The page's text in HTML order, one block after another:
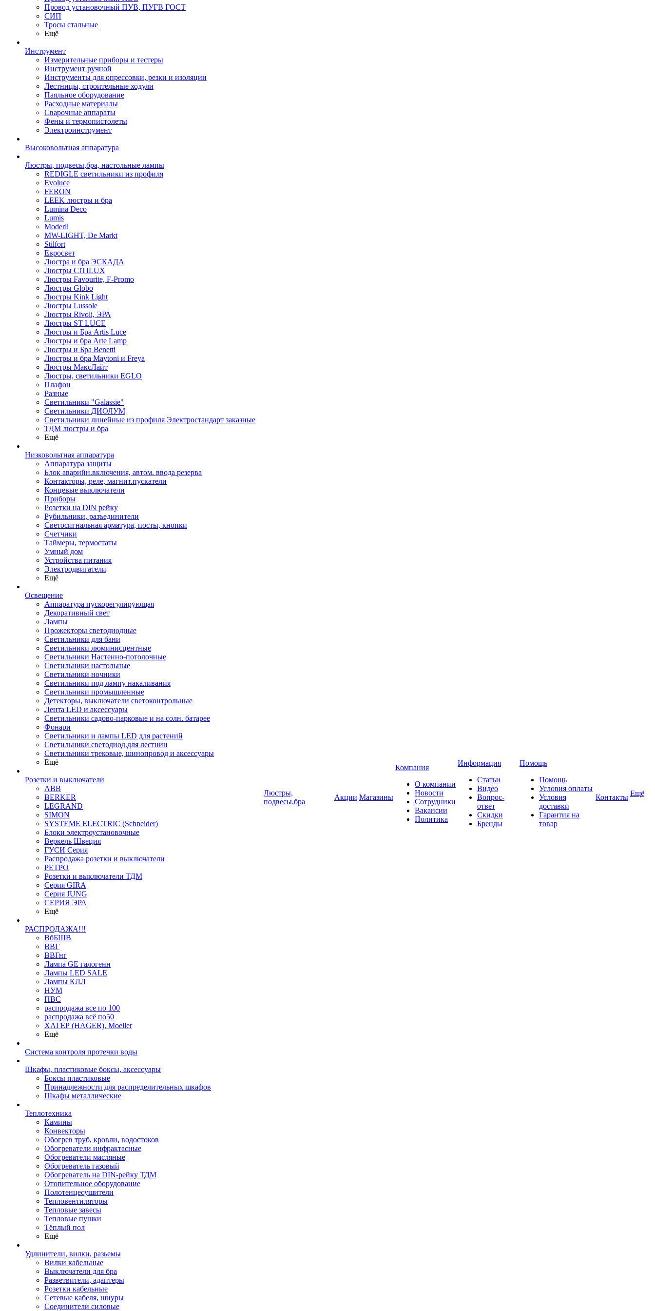
Провод установочный ПУВ, ПУГВ ГОСТ
СИП
Тросы стальные
Ещё
Инструмент
Измерительные приборы и тестеры
Инструмент ручной
Инструменты для опрессовки, резки и изоляции
Лестницы, строительные ходули
Паяльное оборудование
Расходные материалы
Сварочные аппараты
Фены и термопистолеты
Электроинструмент
Высоковольтная аппаратура
Люстры, подвесы,бра, настольные лампы
REDIGLE светильники из профиля
Evoluce
FERON
LEEK люстры и бра
Lumina Deco
Lumis
Moderli
MW-LIGHT, De Markt
Stilfort
Евросвет
Люстра и бра ЭСКАДА
Люстры CITILUX
Люстры Favourite, F-Promo
Люстры Globo
Люстры Kink Light
Люстры Lussole
Люстры Rivoli, ЭРА
Люстры ST LUCE
Люстры и Бра Artis Luce
Люстры и бра Arte Lamp
Люстры и Бра Benetti
Люстры и бра Maytoni и Freya
Люстры МаксЛайт
Люстры, светильники EGLO
Плафон
Разные
Светильники "Galassie"
Светильники ДИОЛУМ
Светильники линейные из профиля Электростандарт заказные
ТДМ люстры и бра
Ещё
Низковольтная аппаратура
Аппаратура защиты
Блок аварийн.включения, автом. ввода резерва
Контакторы, реле, магнит.пускатели
Концевые выключатели
Приборы
Розетки на DIN рейку
Рубильники, разъединители
Светосигнальная арматура, посты, кнопки
Счетчики
Таймеры, термостаты
Умный дом
Устройства питания
Электродвигатели
Ещё
Освещение
Аппаратура пускорегулирующая
Декоративный свет
Лампы
Прожекторы светодиодные
Светильники для бани
Светильники люминисцентные
Светильники Настенно-потолочные
Светильники настольные
Светильники ночники
Светильники под лампу накаливания
Светильники промышленные
Детекторы, выключатели светоконтрольные
Лента LED и аксессуары
Светильники садово-парковые и на солн. батарее
Фонари
Светильники и лампы LED для растений
Светильники светодиод.для лестниц
Светильники трековые, шинопровод и аксессуары
Ещё
Розетки и выключатели
ABB
BERKER
LEGRAND
SIMON
SYSTEME ELECTRIC (Schneider)
Блоки электроустановочные
Веркель Швеция
ГУСИ Серия
Распродажа розетки и выключатели
РЕТРО
Розетки и выключатели ТДМ
Серия GIRA
Серия JUNG
СЕРИЯ ЭРА
Ещё
РАСПРОДАЖА!!!
ВбБШВ
ВВГ
ВВГнг
Лампа GE галогенн
Лампы LED SALE
Лампы КЛЛ
НУМ
ПВС
распродажа все по 100
распродажа всё по50
ХАГЕР (HAGER), Moeller
Ещё
Система контроля протечки воды
Шкафы, пластиковые боксы, аксессуары
Боксы пластиковые
Принадлежности для распределительных шкафов
Шкафы металлические
Теплотехника
Камины
Конвекторы
Обогрев труб, кровли, водостоков
Обогреватели инфрактасные
Обогреватели масляные
Обогреватель газовый
Обогреватель на DIN-рейку ТДМ
Отопительное оборудование
Полотенцесушители
Тепловентиляторы
Тепловые завесы
Тепловые пушки
Тёплый пол
Ещё
Удлинители, вилки, разьемы
Вилки кабельные
Выключатели для бра
Разветвители, адаптеры
Розетки кабельные
Сетевые кабеля, шнуры
Соединители силовые
Люстры,
подвесы,бра
Акции Магазины
Компания
О компании
Новости
Сотрудники
Вакансии
Политика
Информация
Статьи
Видео
Вопрос-
ответ
Скидки
Бренды
Помощь
Помощь
Условия оплаты
Условия
доставки
Гарантия на
товар
Контакты Ещё